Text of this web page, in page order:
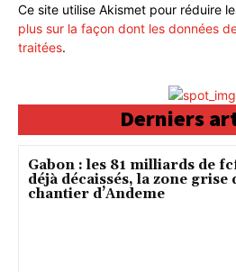
Ce site utilise Akismet pour réduire
plus sur la façon dont les données
traitées.
Derniers
Gabon : les 81 milliards de
déjà décaissés, la zone grise
chantier d’Andeme